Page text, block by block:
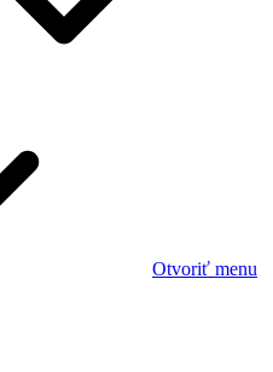
Otvoriť menu